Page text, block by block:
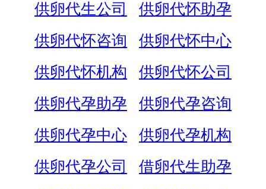
供卵代生公司
供卵代怀助孕
供卵代怀咨询
供卵代怀中心
供卵代怀机构
供卵代怀公司
供卵代孕助孕
供卵代孕咨询
供卵代孕中心
供卵代孕机构
供卵代孕公司
借卵代生助孕